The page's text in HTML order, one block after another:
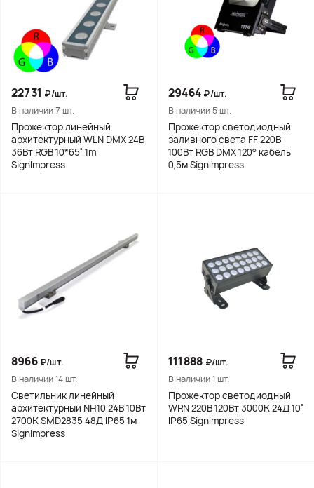
22731 ₽/шт.
В наличии 7 шт.
Прожектор линейный
архитектурный WLN DMX 24В
36Вт RGB 10*65˚ 1m
SignImpress
29464 ₽/шт.
В наличии 5 шт.
Прожектор светодиодный
заливного света FF 220В
100Вт RGB DMX 120° кабель
0,5м SignImpress
8966 ₽/шт.
В наличии 14 шт.
Светильник линейный
архитектурный NH10 24В 10Вт
2700K SMD2835 48Д IP65 1м
Signimpress
111888 ₽/шт.
В наличии 1 шт.
Прожектор светодиодный
WRN 220В 120Вт 3000K 24Д 10˚
IP65 SignImpress